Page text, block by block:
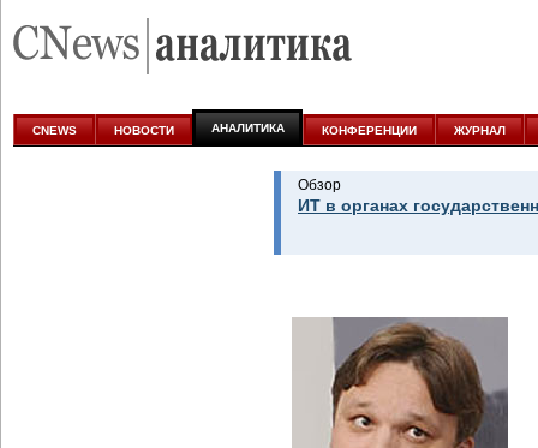
аналитике
CNEWS НОВОСТИ АНАЛИТИКА КОНФЕРЕНЦИИ ЖУРНАЛ
Обзор
ИТ в органах